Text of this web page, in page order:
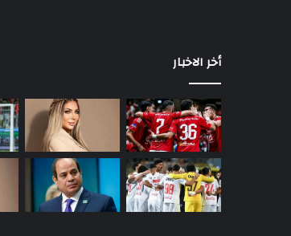
أخر الاخبار
السيسي
يصدر
قرارًا
رئاسيًا
جديدًا
يهم
ملايين